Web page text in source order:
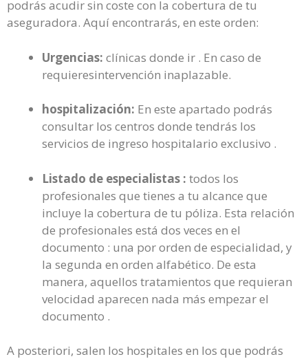
podrás acudir sin coste con la cobertura de tu
aseguradora. Aquí encontrarás, en este orden:
Urgencias: clínicas donde ir . En caso de
requieresintervención inaplazable.
hospitalización: En este apartado podrás
consultar los centros donde tendrás los
servicios de ingreso hospitalario exclusivo .
Listado de especialistas : todos los
profesionales que tienes a tu alcance que
incluye la cobertura de tu póliza. Esta relación
de profesionales está dos veces en el
documento : una por orden de especialidad, y
la segunda en orden alfabético. De esta
manera, aquellos tratamientos que requieran
velocidad aparecen nada más empezar el
documento .
A posteriori, salen los hospitales en los que podrás